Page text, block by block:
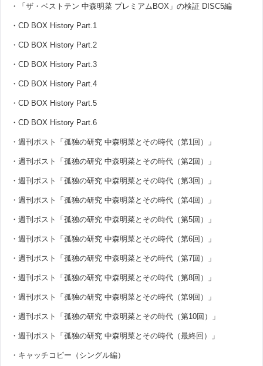
・「ザ・ベストテン 中森明菜 プレミアムBOX」の検証 DISC5編
・CD BOX History Part.1
・CD BOX History Part.2
・CD BOX History Part.3
・CD BOX History Part.4
・CD BOX History Part.5
・CD BOX History Part.6
・週刊ポスト「孤独の研究 中森明菜とその時代（第1回）」
・週刊ポスト「孤独の研究 中森明菜とその時代（第2回）」
・週刊ポスト「孤独の研究 中森明菜とその時代（第3回）」
・週刊ポスト「孤独の研究 中森明菜とその時代（第4回）」
・週刊ポスト「孤独の研究 中森明菜とその時代（第5回）」
・週刊ポスト「孤独の研究 中森明菜とその時代（第6回）」
・週刊ポスト「孤独の研究 中森明菜とその時代（第7回）」
・週刊ポスト「孤独の研究 中森明菜とその時代（第8回）」
・週刊ポスト「孤独の研究 中森明菜とその時代（第9回）」
・週刊ポスト「孤独の研究 中森明菜とその時代（第10回）」
・週刊ポスト「孤独の研究 中森明菜とその時代（最終回）」
・キャッチコピー（シングル編）